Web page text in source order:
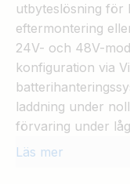
SmartShunt
SmartShunt
utbyteslösning för
eftermontering
24V- och 48V-
konfiguration via
laddning under
förvaring under
Läs mer